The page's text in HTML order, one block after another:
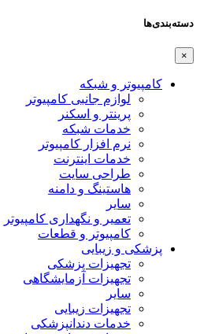
دسته‌بندی‌ها
×
کامپیوتر و شبکه
لوازم جانبی کامپیوتر
پرینتر و اسکنر
خدمات شبکه
نرم افزار کامپیوتر
خدمات اینترنت
طراحی سایت
هاستینگ و دامنه
سایر
تعمیر و نگهداری کامپیوتر
کامپیوتر و قطعات
پزشکی و زیبایی
تجهیزات پزشکی
تجهیزات آزمایشگاهی
سایر
تجهیزات زیبایی
خدمات دندانپزشکی